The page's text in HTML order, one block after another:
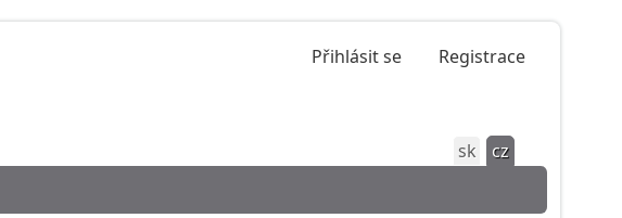
Přihlásit se Registrace
sk
cz